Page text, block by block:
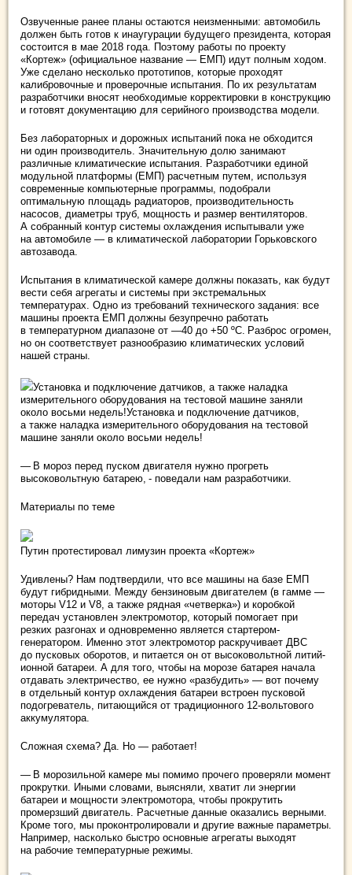
Озвученные ранее планы остаются неизменными: автомобиль
должен быть готов к инаугурации будущего президента, которая
состоится в мае 2018 года. Поэтому работы по проекту
«Кортеж» (официальное название — ЕМП) идут полным ходом.
Уже сделано несколько прототипов, которые проходят
калибровочные и проверочные испытания. По их результатам
разработчики вносят необходимые корректировки в конструкцию
и готовят документацию для серийного производства модели.
Без лабораторных и дорожных испытаний пока не обходится
ни один производитель. Значительную долю занимают
различные климатические испытания. Разработчики единой
модульной платформы (ЕМП) расчетным путем, используя
современные компьютерные программы, подобрали
оптимальную площадь радиаторов, производительность
насосов, диаметры труб, мощность и размер вентиляторов.
А собранный контур системы охлаждения испытывали уже
на автомобиле — в климатической лаборатории Горьковского
автозавода.
Испытания в климатической камере должны показать, как будут
вести себя агрегаты и системы при экстремальных
температурах. Одно из требований технического задания: все
машины проекта ЕМП должны безупречно работать
в температурном диапазоне от —40 до +50 ºС. Разброс огромен,
но он соответствует разнообразию климатических условий
нашей страны.
Установка и подключение датчиков, а также наладка
измерительного оборудования на тестовой машине заняли
около восьми недель!Установка и подключение датчиков,
а также наладка измерительного оборудования на тестовой
машине заняли около восьми недель!
— В мороз перед пуском двигателя нужно прогреть
высоковольтную батарею, - поведали нам разработчики.
Материалы по теме
Путин протестировал лимузин проекта «Кортеж»
Удивлены? Нам подтвердили, что все машины на базе ЕМП
будут гибридными. Между бензиновым двигателем (в гамме —
моторы V12 и V8, а также рядная «четверка») и коробкой
передач установлен электромотор, который помогает при
резких разгонах и одновременно является стартером-
генератором. Именно этот электромотор раскручивает ДВС
до пусковых оборотов, и питается он от высоковольтной литий-
ионной батареи. А для того, чтобы на морозе батарея начала
отдавать электричество, ее нужно «разбудить» — вот почему
в отдельный контур охлаждения батареи встроен пусковой
подогреватель, питающийся от традиционного 12‑вольтового
аккумулятора.
Сложная схема? Да. Но — работает!
— В морозильной камере мы помимо прочего проверяли момент
прокрутки. Иными словами, выясняли, хватит ли энергии
батареи и мощности электромотора, чтобы прокрутить
промерзший двигатель. Расчетные данные оказались верными.
Кроме того, мы проконтролировали и другие важные параметры.
Например, насколько быстро основные агрегаты выходят
на рабочие температурные режимы.